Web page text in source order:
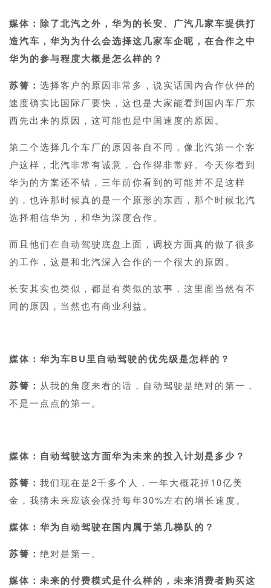
媒体：除了北汽之外，华为的长安、广汽几家车提供打
造汽车，华为为什么会选择这几家车企呢，在合作之中
华为的参与程度大概是怎么样的？
苏箐： 选择客户的原因非常多，说实话国内合作伙伴的
速度确实比国际厂要快，这也是大家能看到国内车厂东
西先出来的原因，这可能也是中国速度的原因。
第二个选择几个车厂的原因各自不同，像北汽第一个客
户这样，北汽非常有诚意，合作得非常好。今天你看到
华为的方案还不错，三年前你看到的可能并不是这样
的，也许那时候真的是一个原形的东西，那个时候北汽
选择相信华为，和华为深度合作。
而且他们在自动驾驶底盘上面，调校方面真的做了很多
的工作，这是和北汽深入合作的一个很大的原因。
长安其实也类似，都是有类似的故事，这里面当然有不
同的原因，当然也有商业利益。
媒体：华为车BU里自动驾驶的优先级是怎样的？
苏箐： 从我的角度来看的话，自动驾驶是绝对的第一，
不是一点点的第一。
媒体：自动驾驶这方面华为未来的投入计划是多少？
苏箐： 我们现在是2千多个人，一年大概花掉10亿美
金，我猜未来应该会保持每年30%左右的增长速度。
媒体： 华为自动驾驶在国内属于第几梯队的？
苏箐： 绝对是第一。
媒体：未来的付费模式是什么样的，未来消费者购买这